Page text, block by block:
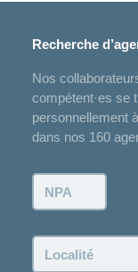
Recherche
Nos
compétent·es se
personnellement
dans nos 160
NPA:
Localité: